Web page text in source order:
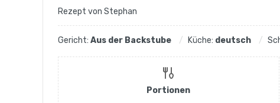
Rezept von Stephan
Gericht: Aus der Backstube Küche: deutsch
Portionen